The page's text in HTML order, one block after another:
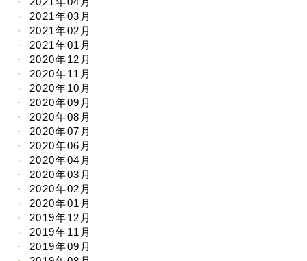
2021年03月
2021年02月
2021年01月
2020年12月
2020年11月
2020年10月
2020年09月
2020年08月
2020年07月
2020年06月
2020年04月
2020年03月
2020年02月
2020年01月
2019年12月
2019年11月
2019年09月